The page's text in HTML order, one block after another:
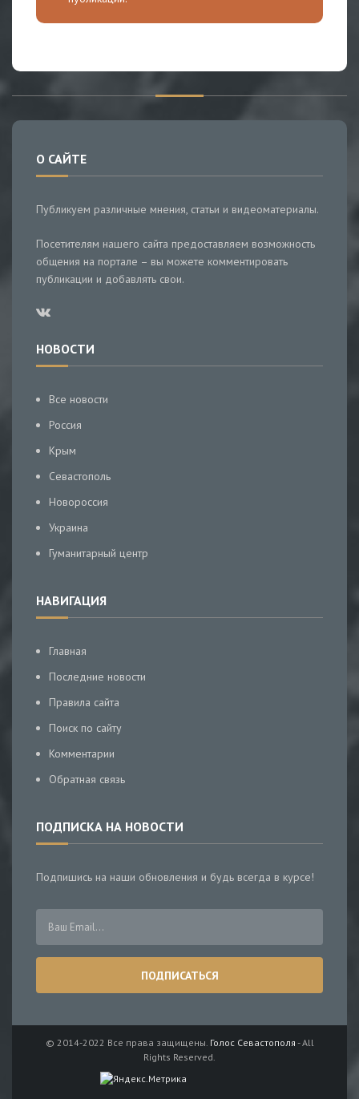
О САЙТЕ
Публикуем различные мнения, статьи и видеоматериалы.
Посетителям нашего сайта предоставляем возможность
общения на портале – вы можете комментировать
публикации и добавлять свои.
НОВОСТИ
Все новости
Россия
Крым
Севастополь
Новороссия
Украина
Гуманитарный центр
НАВИГАЦИЯ
Главная
Последние новости
Правила сайта
Поиск по сайту
Комментарии
Обратная связь
ПОДПИСКА НА НОВОСТИ
Подпишись на наши обновления и будь всегда в курсе!
© 2014-2022 Все права защищены. Голос Севастополя - All
Rights Reserved.